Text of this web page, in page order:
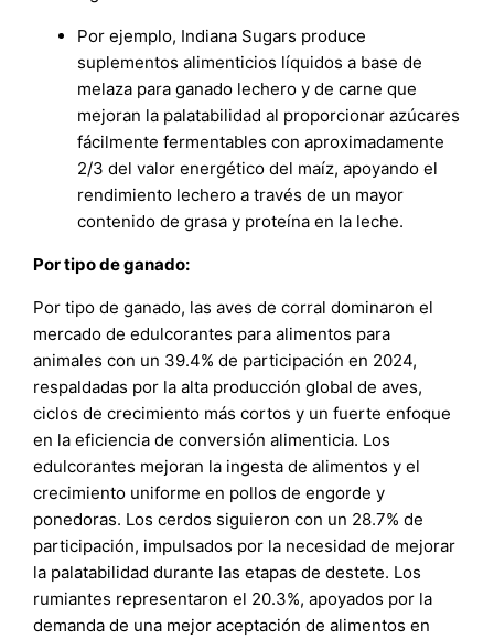
Por ejemplo, Indiana Sugars produce
suplementos alimenticios líquidos a base de
melaza para ganado lechero y de carne que
mejoran la palatabilidad al proporcionar azúcares
fácilmente fermentables con aproximadamente
2/3 del valor energético del maíz, apoyando el
rendimiento lechero a través de un mayor
contenido de grasa y proteína en la leche.
Por tipo de ganado:
Por tipo de ganado, las aves de corral dominaron el
mercado de edulcorantes para alimentos para
animales con un 39.4% de participación en 2024,
respaldadas por la alta producción global de aves,
ciclos de crecimiento más cortos y un fuerte enfoque
en la eficiencia de conversión alimenticia. Los
edulcorantes mejoran la ingesta de alimentos y el
crecimiento uniforme en pollos de engorde y
ponedoras. Los cerdos siguieron con un 28.7% de
participación, impulsados por la necesidad de mejorar
la palatabilidad durante las etapas de destete. Los
rumiantes representaron el 20.3%, apoyados por la
demanda de una mejor aceptación de alimentos en